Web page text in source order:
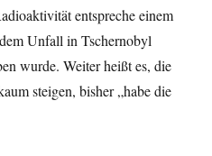
entspreche einem
Unfall in Tschernobyl
wurde. Weiter heißt es, die
steigen, bisher „habe die
höher als gedacht – aber